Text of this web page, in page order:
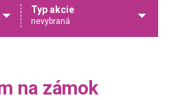
Typ akcie
nevybraná
na zámok